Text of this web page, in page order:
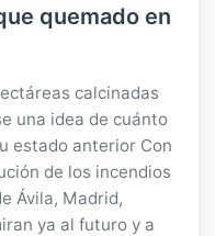
quemado en
calcinadas
una idea de cuánto
estado anterior Con
de los incendios
Ávila, Madrid,
ya al futuro y a